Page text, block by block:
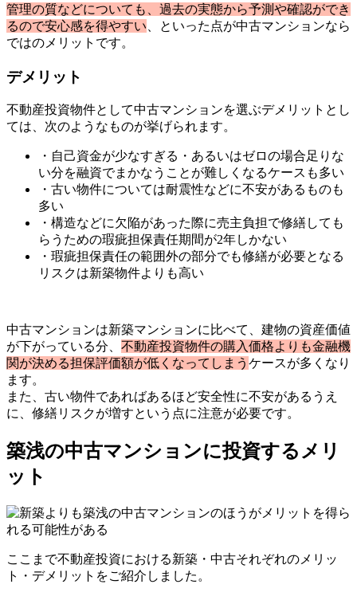
管理の質などについても、過去の実態から予測や確認ができ
るので安心感を得やすい 、といった点が中古マンションなら
ではのメリットです。
デメリット
不動産投資物件として中古マンションを選ぶデメリットとし
ては、次のようなものが挙げられます。
・自己資金が少なすぎる・あるいはゼロの場合足りな
い分を融資でまかなうことが難しくなるケースも多い
・古い物件については耐震性などに不安があるものも
多い
・構造などに欠陥があった際に売主負担で修繕しても
らうための瑕疵担保責任期間が2年しかない
・瑕疵担保責任の範囲外の部分でも修繕が必要となる
リスクは新築物件よりも高い
中古マンションは新築マンションに比べて、建物の資産価値
が下がっている分、 不動産投資物件の購入価格よりも金融機
関が決める担保評価額が低くなってしまう ケースが多くなり
ます。
また、古い物件であればあるほど安全性に不安があるうえ
に、修繕リスクが増すという点に注意が必要です。
築浅の中古マンションに投資するメリ
ット
ここまで不動産投資における新築・中古それぞれのメリッ
ト・デメリットをご紹介しました。